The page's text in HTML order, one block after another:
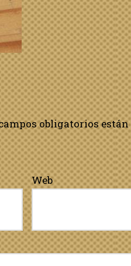
obligatorios están
Web